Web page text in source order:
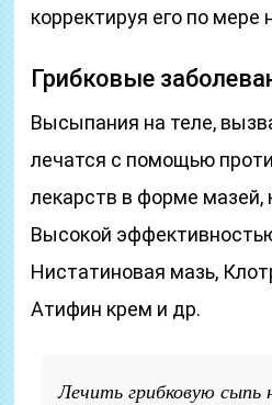
корректируя его по мере
Грибковые
Высыпания на теле,
лечатся с помощью
лекарств в форме мазей,
Высокой
Нистатиновая мазь,
Атифин крем и др.
Лечить грибковую